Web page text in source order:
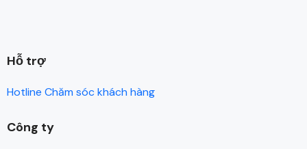
Hỗ trợ
Hotline Chăm sóc khách hàng
Công ty